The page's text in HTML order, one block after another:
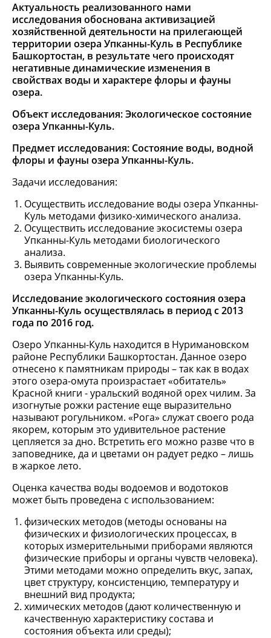
Актуальность реализованного нами
исследования обоснована активизацией
хозяйственной деятельности на прилегающей
территории озера Упканны-Куль в Республике
Башкортостан, в результате чего происходят
негативные динамические изменения в
свойствах воды и характере флоры и фауны
озера.
Объект исследования: Экологическое состояние
озера Упканны-Куль.
Предмет исследования: Состояние воды, водной
флоры и фауны озера Упканны-Куль.
Задачи исследования:
Осуществить исследование воды озера Упканны-
Куль методами физико-химического анализа.
Осуществить исследование экосистемы озера
Упканны-Куль методами биологического
анализа.
Выявить современные экологические проблемы
озера Упканны-Куль.
Исследование экологического состояния озера
Упканны-Куль осуществлялась в период с 2013
года по 2016 год.
Озеро Упканны-Куль находится в Нуримановском
районе Республики Башкортостан. Данное озеро
отнесено к памятникам природы – так как в водах
этого озера-омута произрастает «обитатель»
Красной книги - уральский водяной орех чилим. За
изогнутые рожки растение еще выразительно
называют рогульником. «Рога» служат своего рода
якорем, которым это удивительное растение
цепляется за дно. Встретить его можно разве что в
заповеднике, да и цветами он радует редко – лишь
в жаркое лето.
Оценка качества воды водоемов и водотоков
может быть проведена с использованием:
физических методов (методы основаны на
физических и физиологических процессах, в
которых измерительными приборами являются
физические приборы и органы чувств человека).
Этими методами можно определить вкус, запах,
цвет структуру, консистенцию, температуру и
внешний вид продукта;
химических методов (дают количественную и
качественную характеристику состава и
состояния объекта или среды);